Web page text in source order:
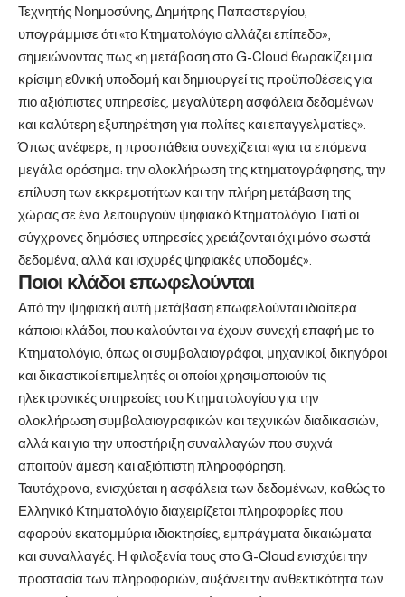
Τεχνητής Νοημοσύνης, Δημήτρης Παπαστεργίου,
υπογράμμισε ότι «το Κτηματολόγιο αλλάζει επίπεδο»,
σημειώνοντας πως «η μετάβαση στο G-Cloud θωρακίζει μια
κρίσιμη εθνική υποδομή και δημιουργεί τις προϋποθέσεις για
πιο αξιόπιστες υπηρεσίες, μεγαλύτερη ασφάλεια δεδομένων
και καλύτερη εξυπηρέτηση για πολίτες και επαγγελματίες».
Όπως ανέφερε, η προσπάθεια συνεχίζεται «για τα επόμενα
μεγάλα ορόσημα: την ολοκλήρωση της κτηματογράφησης, την
επίλυση των εκκρεμοτήτων και την πλήρη μετάβαση της
χώρας σε ένα λειτουργούν ψηφιακό Κτηματολόγιο. Γιατί οι
σύγχρονες δημόσιες υπηρεσίες χρειάζονται όχι μόνο σωστά
δεδομένα, αλλά και ισχυρές ψηφιακές υποδομές».
Ποιοι κλάδοι επωφελούνται
Από την ψηφιακή αυτή μετάβαση επωφελούνται ιδιαίτερα
κάποιοι κλάδοι, που καλούνται να έχουν συνεχή επαφή με το
Κτηματολόγιο, όπως οι συμβολαιογράφοι, μηχανικοί, δικηγόροι
και δικαστικοί επιμελητές οι οποίοι χρησιμοποιούν τις
ηλεκτρονικές υπηρεσίες του Κτηματολογίου για την
ολοκλήρωση συμβολαιογραφικών και τεχνικών διαδικασιών,
αλλά και για την υποστήριξη συναλλαγών που συχνά
απαιτούν άμεση και αξιόπιστη πληροφόρηση.
Ταυτόχρονα, ενισχύεται η ασφάλεια των δεδομένων, καθώς το
Ελληνικό Κτηματολόγιο διαχειρίζεται πληροφορίες που
αφορούν εκατομμύρια ιδιοκτησίες, εμπράγματα δικαιώματα
και συναλλαγές. Η φιλοξενία τους στο G-Cloud ενισχύει την
προστασία των πληροφοριών, αυξάνει την ανθεκτικότητα των